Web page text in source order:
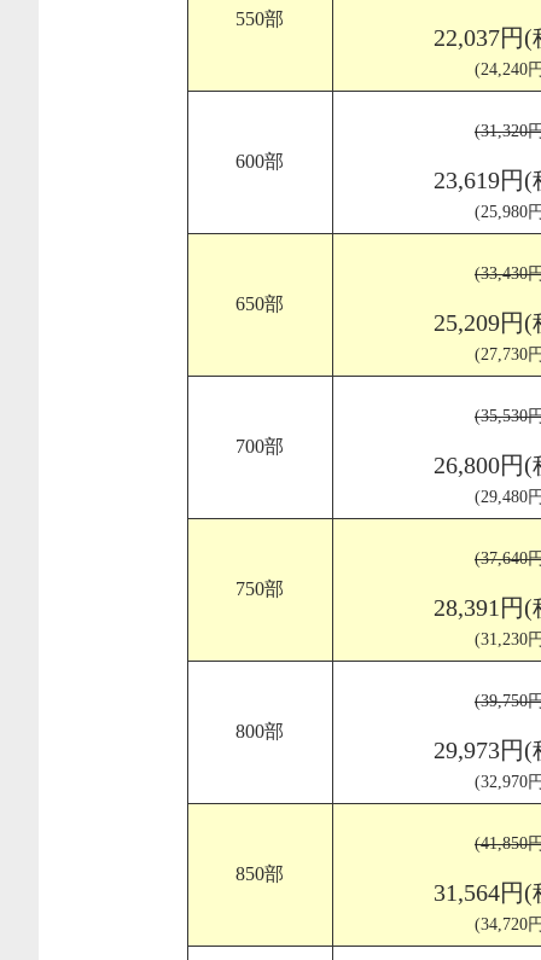
550部
22,037円
(24,240
600部
(31,320
23,619円
(25,980
650部
(33,430
25,209円
(27,730
700部
(35,530
26,800円
(29,480
750部
(37,640
28,391円
(31,230
800部
(39,750
29,973円
(32,970
850部
(41,850
31,564円
(34,720